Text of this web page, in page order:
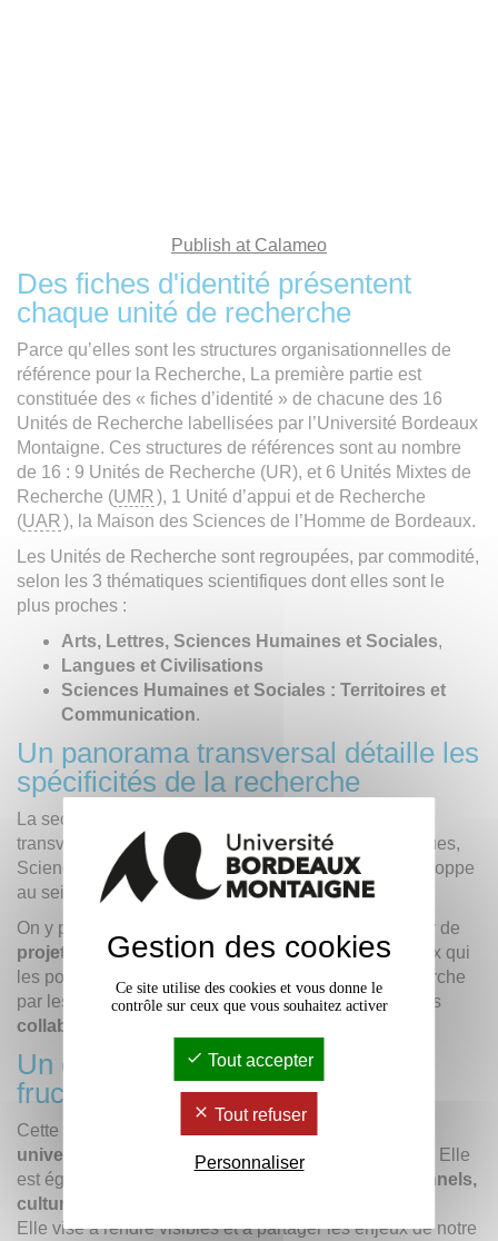
Publish at Calameo
Des fiches d'identité présentent
chaque unité de recherche
Parce qu’elles sont les structures organisationnelles de
référence pour la Recherche, La première partie est
constituée des « fiches d’identité » de chacune des 16
Unités de Recherche labellisées par l’Université Bordeaux
Montaigne. Ces structures de références sont au nombre
de 16 : 9 Unités de Recherche (UR), et 6 Unités Mixtes de
Recherche (UMR), 1 Unité d’appui et de Recherche
(UAR), la Maison des Sciences de l’Homme de Bordeaux.
Les Unités de Recherche sont regroupées, par commodité,
selon les 3 thématiques scientifiques dont elles sont le
plus proches :
Arts, Lettres, Sciences Humaines et Sociales,
Langues et Civilisations
Sciences Humaines et Sociales : Territoires et
Communication.
Un panorama transversal détaille les
spécificités de la recherche
La seconde partie détaille les caractéristiques
transversales de la Recherche en Arts, Lettres, Langues,
Sciences Humaines et Sociales telle qu’elle se développe
au sein de l'Université Bordeaux Montaigne.
On y présente la structuration de la Recherche autour de
projets transdisciplinaires innovants, celles et ceux qui
les portent à l’excellence, la valorisation de la Recherche
par les
publications, lescellules de valorisation
, les
collaborations internationales
Un document qui suscitera de
fructueuses collaborations
Cette cartographie est
universitaire, aux étudiants, aux autre universités
. Elle
est également destinée à nos
partenaires institutionnels,
culturels, économiques et associatifs
Elle vise à rendre visibles et à partager les enjeux de notre
Gestion des cookies
Ce site utilise des cookies et vous donne le
contrôle sur ceux que vous souhaitez activer
Tout accepter
Tout refuser
Personnaliser